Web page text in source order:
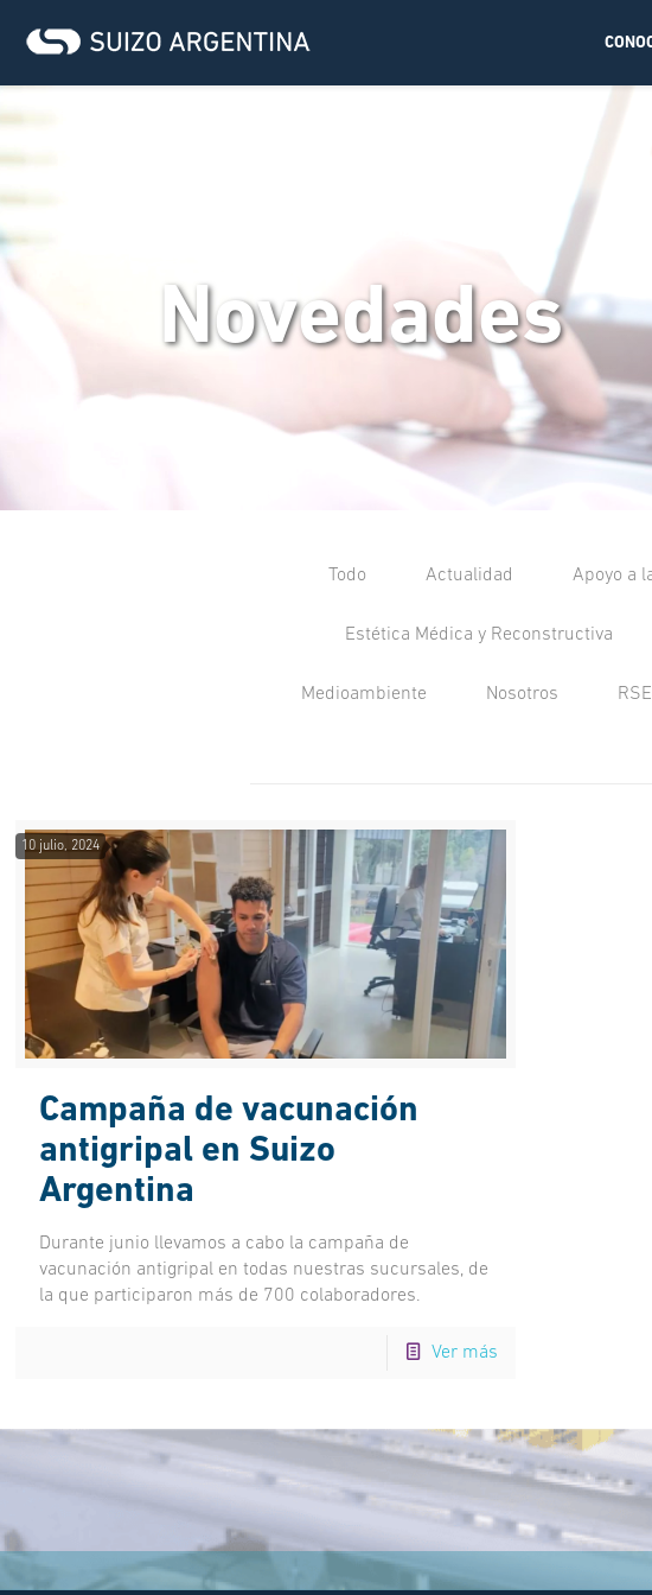
Novedades
Todo Actualidad Apoyo a
Estética Médica y Reconstructiva
Medioambiente Nosotros RSE
10 julio, 2024
Campaña de vacunación
antigripal en Suizo
Argentina
Durante junio llevamos a cabo la campaña de
vacunación antigripal en todas nuestras sucursales, de
la que participaron más de 700 colaboradores.
Ver más